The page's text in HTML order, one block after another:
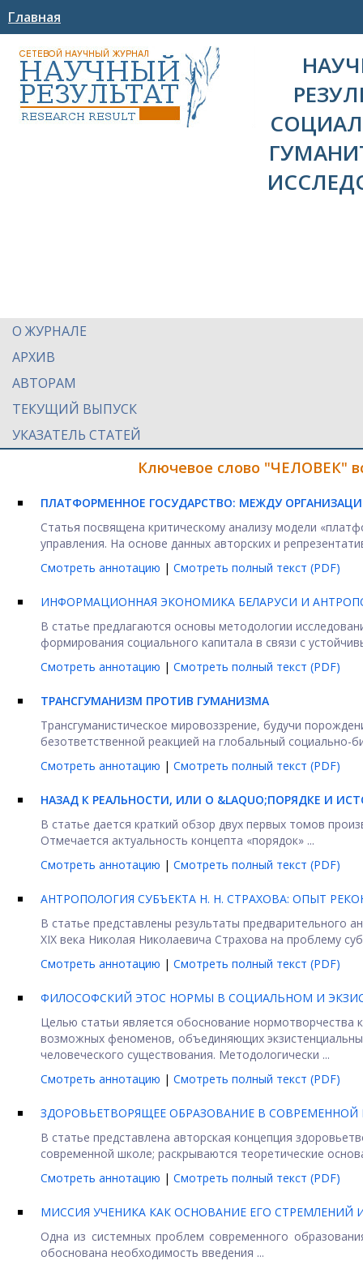
Главная
О ЖУРНАЛЕ
АРХИВ
АВТОРАМ
ТЕКУЩИЙ ВЫПУСК
УКАЗАТЕЛЬ СТАТЕЙ
Ключевое слово "ЧЕЛОВЕК"
ПЛАТФОРМЕННОЕ ГОСУДАРСТВО: МЕЖДУ
Статья посвящена критическому анализу модели
управления. На основе данных авторских и
Смотреть аннотацию | Смотреть полный текст (PDF)
ИНФОРМАЦИОННАЯ ЭКОНОМИКА БЕЛАРУСИ И
В статье предлагаются основы методологии
формирования социального капитала в связи с
Смотреть аннотацию | Смотреть полный текст (PDF)
ТРАНСГУМАНИЗМ ПРОТИВ ГУМАНИЗМА
Трансгуманистическое мировоззрение, будучи
безответственной реакцией на глобальный социально-
Смотреть аннотацию | Смотреть полный текст (PDF)
НАЗАД К РЕАЛЬНОСТИ, ИЛИ О &LAQUO;ПОРЯДКЕ И
В статье дается краткий обзор двух первых томов
Отмечается актуальность концепта «порядок» ...
Смотреть аннотацию | Смотреть полный текст (PDF)
АНТРОПОЛОГИЯ СУБЪЕКТА Н. Н. СТРАХОВА: ОПЫТ
В статье представлены результаты предварительного
XIX века Николая Николаевича Страхова на проблему
Смотреть аннотацию | Смотреть полный текст (PDF)
ФИЛОСОФСКИЙ ЭТОС НОРМЫ В СОЦИАЛЬНОМ И
Целью статьи является обоснование нормотворчества
возможных феноменов, объединяющих
человеческого существования. Методологически ...
Смотреть аннотацию | Смотреть полный текст (PDF)
ЗДОРОВЬЕТВОРЯЩЕЕ ОБРАЗОВАНИЕ В
В статье представлена авторская концепция
современной школе; раскрываются теоретические
Смотреть аннотацию | Смотреть полный текст (PDF)
МИССИЯ УЧЕНИКА КАК ОСНОВАНИЕ ЕГО СТРЕМЛЕНИЙ
Одна из системных проблем современного
обоснована необходимость введения ...